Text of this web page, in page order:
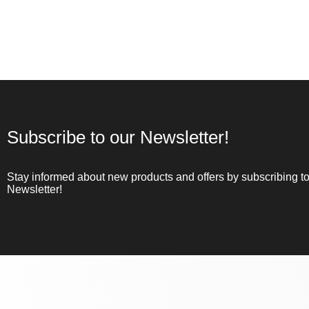
Subscribe to our Newsletter!
Stay informed about new products and offers by subscribing
Newsletter!